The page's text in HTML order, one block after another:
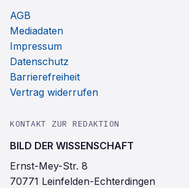
AGB
Mediadaten
Impressum
Datenschutz
Barrierefreiheit
Vertrag widerrufen
KONTAKT ZUR REDAKTION
BILD DER WISSENSCHAFT
Ernst-Mey-Str. 8
70771 Leinfelden-Echterdingen